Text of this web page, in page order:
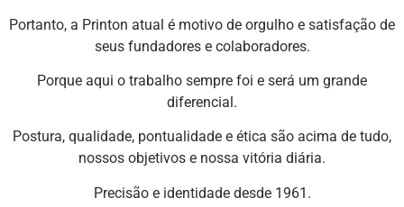
Portanto, a Printon atual é motivo de orgulho e satisfação de
seus fundadores e colaboradores.
Porque aqui o trabalho sempre foi e será um grande
diferencial.
Postura, qualidade, pontualidade e ética são acima de tudo,
nossos objetivos e nossa vitória diária.
Precisão e identidade desde 1961.